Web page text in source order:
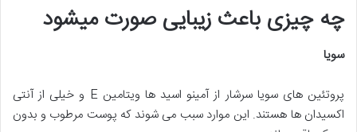
چه چیزی باعث زیبایی صورت میشود
سویا
پروتئین های سویا سرشار از آمینو اسید ها ویتامین E و خیلی از آنتی
اکسیدان ها هستند. این موارد سبب می شوند که پوست مرطوب و بدون